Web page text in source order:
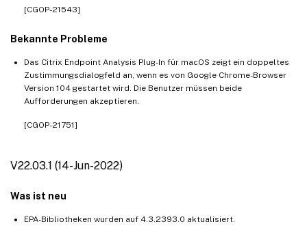
[CGOP-21543]
Bekannte Probleme
Das Citrix Endpoint Analysis Plug-In für macOS zeigt ein doppeltes
Zustimmungsdialogfeld an, wenn es von Google Chrome-Browser
Version 104 gestartet wird. Die Benutzer müssen beide
Aufforderungen akzeptieren.
[CGOP-21751]
V22.03.1 (14-Jun-2022)
Was ist neu
EPA-Bibliotheken wurden auf 4.3.2393.0 aktualisiert.